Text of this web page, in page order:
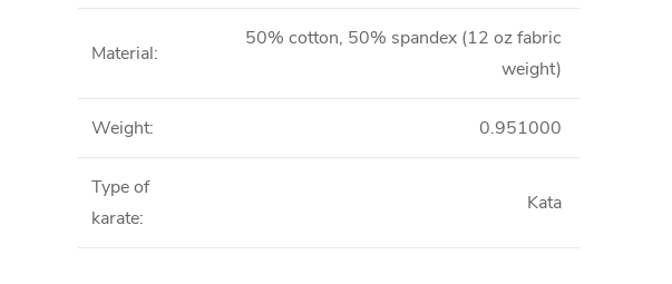
Material:
50% cotton, 50% spandex (12 oz fabric
weight)
Weight: 0.951000
Type of
karate:
Kata